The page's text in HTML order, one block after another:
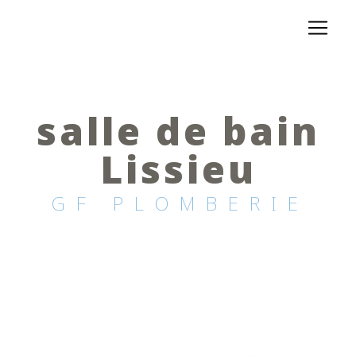
salle de bain
Lissieu
GF PLOMBERIE